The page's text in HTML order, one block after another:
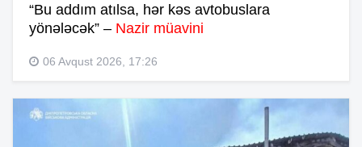
“Bu addım atılsa, hər kəs avtobuslara
yönələcək” – Nazir müavini
06 Avqust 2026, 17:26